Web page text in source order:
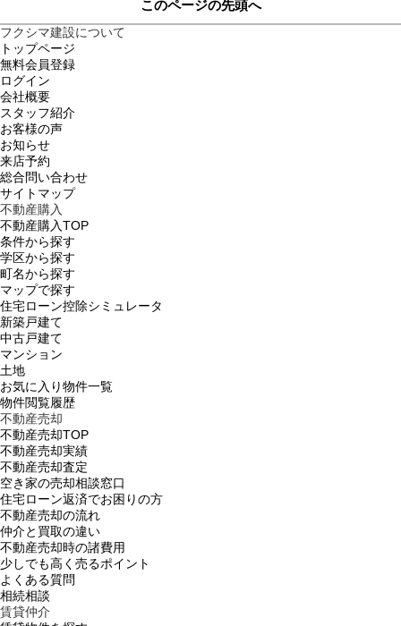
このページの先頭へ
フクシマ建設について
トップページ
無料会員登録
ログイン
会社概要
スタッフ紹介
お客様の声
お知らせ
来店予約
総合問い合わせ
サイトマップ
不動産購入
不動産購入TOP
条件から探す
学区から探す
町名から探す
マップで探す
住宅ローン控除シミュレータ
新築戸建て
中古戸建て
マンション
土地
お気に入り物件一覧
物件閲覧履歴
不動産売却
不動産売却TOP
不動産売却実績
不動産売却査定
空き家の売却相談窓口
住宅ローン返済でお困りの方
不動産売却の流れ
仲介と買取の違い
不動産売却時の諸費用
少しでも高く売るポイント
よくある質問
相続相談
賃貸仲介